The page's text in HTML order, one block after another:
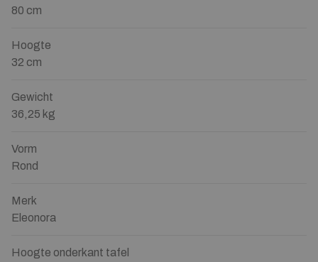
80 cm
Hoogte
32 cm
Gewicht
36,25 kg
Vorm
Rond
Merk
Eleonora
Hoogte onderkant tafel